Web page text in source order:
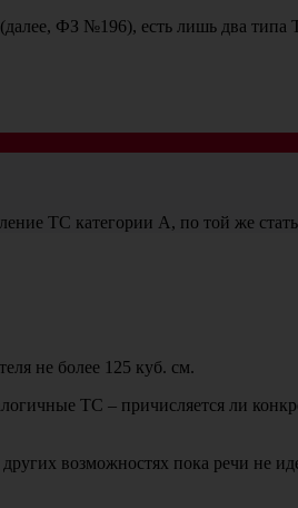
ФЗ №196), есть лишь два
ТС категории А, по той же
не более 125 куб. см.
ТС – причисляется ли
возможностях пока речи не